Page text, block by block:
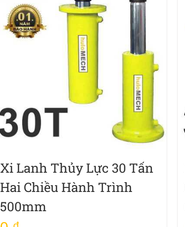
Xi Lanh Thủy Lực 30 Tấn
Hai Chiều Hành Trình
500mm